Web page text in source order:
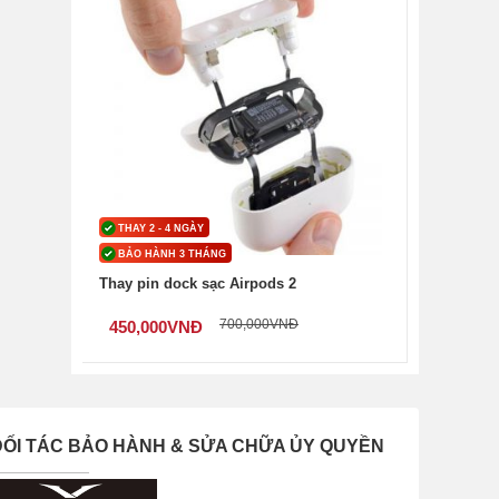
THAY 2 - 4 NGÀY
BẢO HÀNH 3 THÁNG
Thay pin dock sạc Airpods 2
450,000VNĐ 700,000VNĐ
TÁC BẢO HÀNH & SỬA CHỮA ỦY QUYỀN